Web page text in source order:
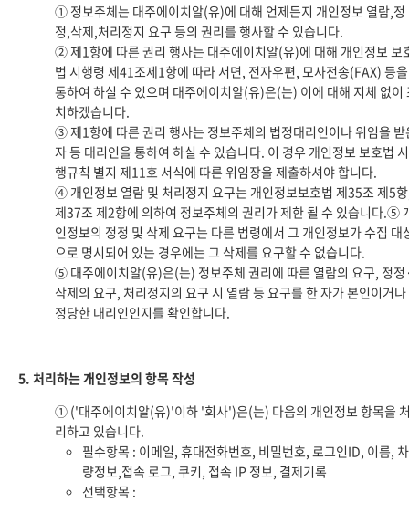
① 정보주체는 대주에이치알(유)에 대해 언제든지 개인정보 열람,정
정,삭제,처리정지 요구 등의 권리를 행사할 수 있습니다.
② 제1항에 따른 권리 행사는 대주에이치알(유)에 대해 개인정보 보
법 시행령 제41조제1항에 따라 서면, 전자우편, 모사전송(FAX) 등을
통하여 하실 수 있으며 대주에이치알(유)은(는) 이에 대해 지체 없이
치하겠습니다.
③ 제1항에 따른 권리 행사는 정보주체의 법정대리인이나 위임을 받
자 등 대리인을 통하여 하실 수 있습니다. 이 경우 개인정보 보호법 시
행규칙 별지 제11호 서식에 따른 위임장을 제출하셔야 합니다.
④ 개인정보 열람 및 처리정지 요구는 개인정보보호법 제35조 제5
제37조 제2항에 의하여 정보주체의 권리가 제한 될 수 있습니다.⑤
인정보의 정정 및 삭제 요구는 다른 법령에서 그 개인정보가 수집 대
으로 명시되어 있는 경우에는 그 삭제를 요구할 수 없습니다.
⑤ 대주에이치알(유)은(는) 정보주체 권리에 따른 열람의 요구, 정정
삭제의 요구, 처리정지의 요구 시 열람 등 요구를 한 자가 본인이거나
정당한 대리인인지를 확인합니다.
5. 처리하는 개인정보의 항목 작성
① ('대주에이치알(유)'이하 '회사')은(는) 다음의 개인정보 항목을
리하고 있습니다.
필수항목 : 이메일, 휴대전화번호, 비밀번호, 로그인ID, 이름, 차
량정보,접속 로그, 쿠키, 접속 IP 정보, 결제기록
선택항목 :